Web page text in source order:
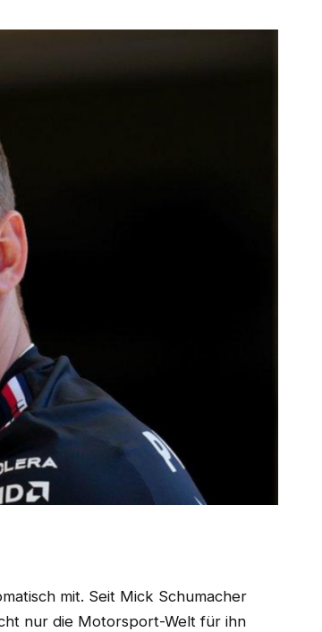
mit. Seit Mick Schumacher
nur die Motorsport-Welt für ihn